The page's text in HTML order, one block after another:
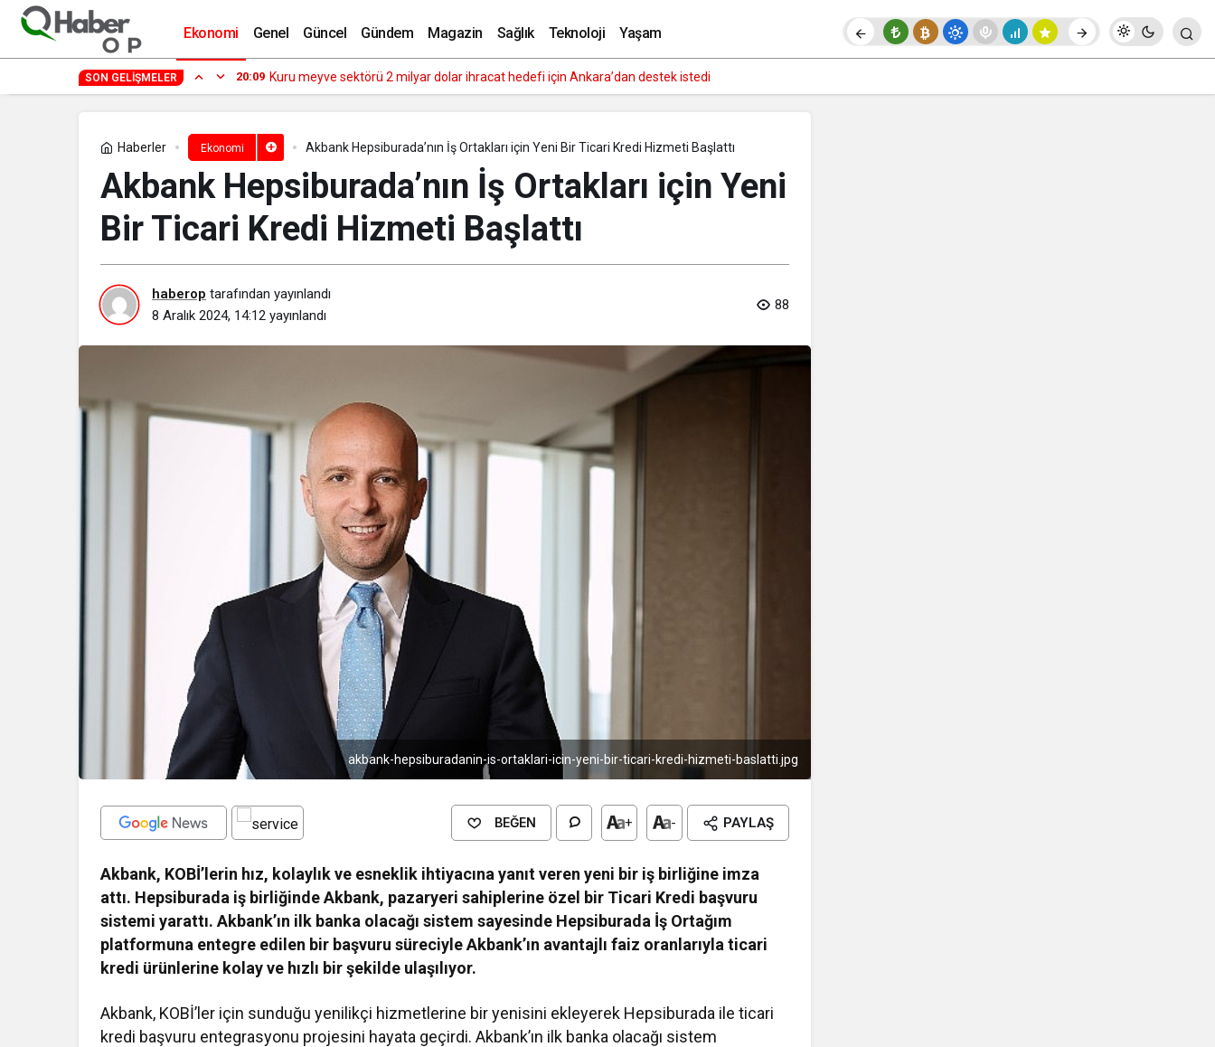
Ekonomi Genel Güncel Gündem Magazin Sağlık Teknoloji Yaşam
SON GELIŞMELER 17:09 Uygulamalar yerini yapay zekaya bırakıyor
Haberler Ekonomi Akbank Hepsiburada’nın İş Ortakları için Yeni Bir Ticari Kredi Hizmeti Başlattı
Akbank Hepsiburada’nın İş Ortakları için Yeni
Bir Ticari Kredi Hizmeti Başlattı
haberop tarafından yayınlandı
8 Aralık 2024, 14:12 yayınlandı
88
akbank-hepsiburadanin-is-ortaklari-icin-yeni-bir-ticari-kredi-hizmeti-baslatti.jpg
BEĞEN + - PAYLAŞ
Akbank, KOBİ’lerin hız, kolaylık ve esneklik ihtiyacına yanıt veren yeni bir iş birliğine imza
attı. Hepsiburada iş birliğinde Akbank, pazaryeri sahiplerine özel bir Ticari Kredi başvuru
sistemi yarattı. Akbank’ın ilk banka olacağı sistem sayesinde Hepsiburada İş Ortağım
platformuna entegre edilen bir başvuru süreciyle Akbank’ın avantajlı faiz oranlarıyla ticari
kredi ürünlerine kolay ve hızlı bir şekilde ulaşılıyor.
Akbank, KOBİ’ler için sunduğu yenilikçi hizmetlerine bir yenisini ekleyerek Hepsiburada ile ticari
kredi başvuru entegrasyonu projesini hayata geçirdi. Akbank’ın ilk banka olacağı sistem
Parfois’dan sıcacık kış koleksiyonu Yorum Yap Paylaş